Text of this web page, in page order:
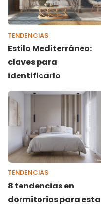
TENDENCIAS
Estilo Mediterráneo:
claves para
identificarlo
TENDENCIAS
8 tendencias en
dormitorios para esta